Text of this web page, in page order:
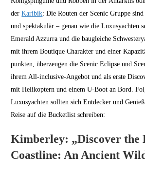
derKaribik: Die Routen der Scenic Gruppe
und spektakulär – genau wie die Luxusyachten
Emerald Azzurra und die baugleiche
mit ihrem Boutique Charakter und einer
punkten, überzeugen die Scenic Eclipse und
ihrem All-inclusive-Angebot und als erste
mit Helikoptern und einem U-Boot an Bord.
Luxusyachten sollten sich Entdecker und
Reise auf die Bucketlist schreiben:
Kimberley: „Discover the
Coastline: An Ancient